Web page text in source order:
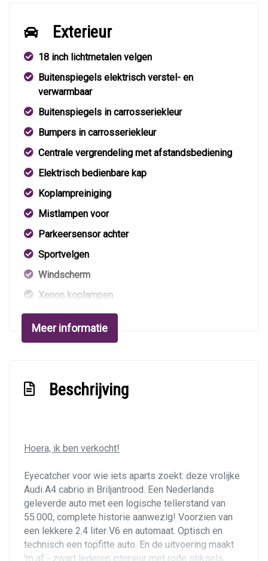
Exterieur
18 inch lichtmetalen velgen
Buitenspiegels elektrisch verstel- en
verwarmbaar
Buitenspiegels in carrosseriekleur
Bumpers in carrosseriekleur
Centrale vergrendeling met afstandsbediening
Elektrisch bedienbare kap
Koplampreiniging
Mistlampen voor
Parkeersensor achter
Sportvelgen
Windscherm
Xenon koplampen
Interieur
Aluminium interieur afwerking
Elektrische ramen voor en achter
Lederen bekleding
Stuur leder
Stuurbekrachtiging
Verstelbare stuurkolom
Voorstoel(en) elektrisch verstelbaar
Meer informatie
Beschrijving
Hoera, ik ben verkocht!
Eyecatcher voor wie iets aparts zoekt: deze vrolijke
Audi A4 cabrio in Briljantrood. Een Nederlands
geleverde auto met een logische tellerstand van
55.000, complete historie aanwezig! Voorzien van
een lekkere 2.4 liter V6 en automaat. Optisch en
technisch een topfitte auto. En de uitvoering maakt
'm af - zwart lederen interieur met rode stiksels,